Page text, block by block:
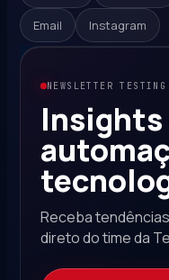
Email Instagram
NEWSLETTER TESTING
Insights
Receba
direto do time da